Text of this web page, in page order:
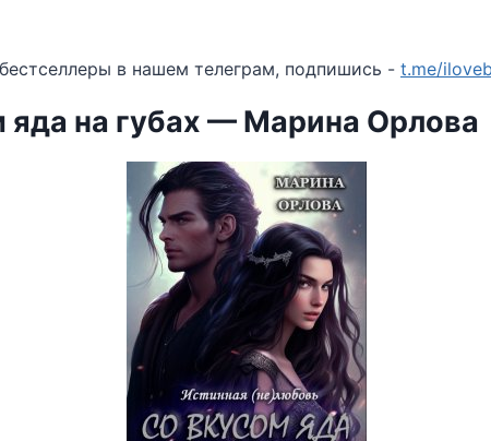
в нашем телеграм, подпишись - t.me/
яда на губах — Марина Орлова